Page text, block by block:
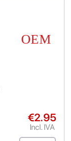
€2.95
Incl. IVA